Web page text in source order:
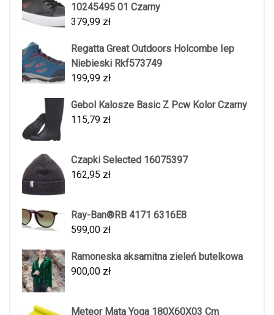
10245495 01 Czarny
379,99 zł
Regatta Great Outdoors Holcombe Iep
Niebieski Rkf573749
199,99 zł
Gebol Kalosze Basic Z Pcw Kolor Czarny
115,79 zł
Czapki Selected 16075397
162,95 zł
Ray-Ban®RB 4171 6316E8
599,00 zł
Ramoneska aksamitna zieleń butelkowa
900,00 zł
Meteor Mata Yoga 180X60X03 Cm